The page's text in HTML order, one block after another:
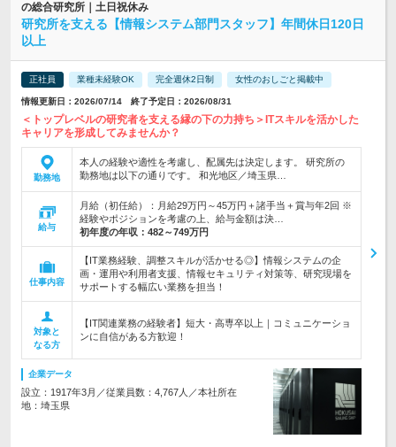
の総合研究所｜土日祝休み
研究所を支える【情報システム部門スタッフ】年間休日120日
以上
正社員 業種未経験OK 完全週休2日制 女性のおしごと掲載中
情報更新日：2026/07/14 終了予定日：2026/08/31
＜トップレベルの研究者を支える縁の下の力持ち＞ITスキルを活かした
キャリアを形成してみませんか？
勤務地
本人の経験や適性を考慮し、配属先は決定します。 研究所の
勤務地は以下の通りです。 和光地区／埼玉県…
給与
月給（初任給）：月給29万円～45万円＋諸手当＋賞与年2回 ※
経験やポジションを考慮の上、給与金額は決…
初年度の年収： 482～749万円
仕事内容
【IT業務経験、調整スキルが活かせる◎】情報システムの企
画・運用や利用者支援、情報セキュリティ対策等、研究現場を
サポートする幅広い業務を担当！
対象と
なる方
【IT関連業務の経験者】短大・高専卒以上｜コミュニケーショ
ンに自信がある方歓迎！
企業データ
設立：1917年3月／従業員数：4,767人／本社所在
地：埼玉県